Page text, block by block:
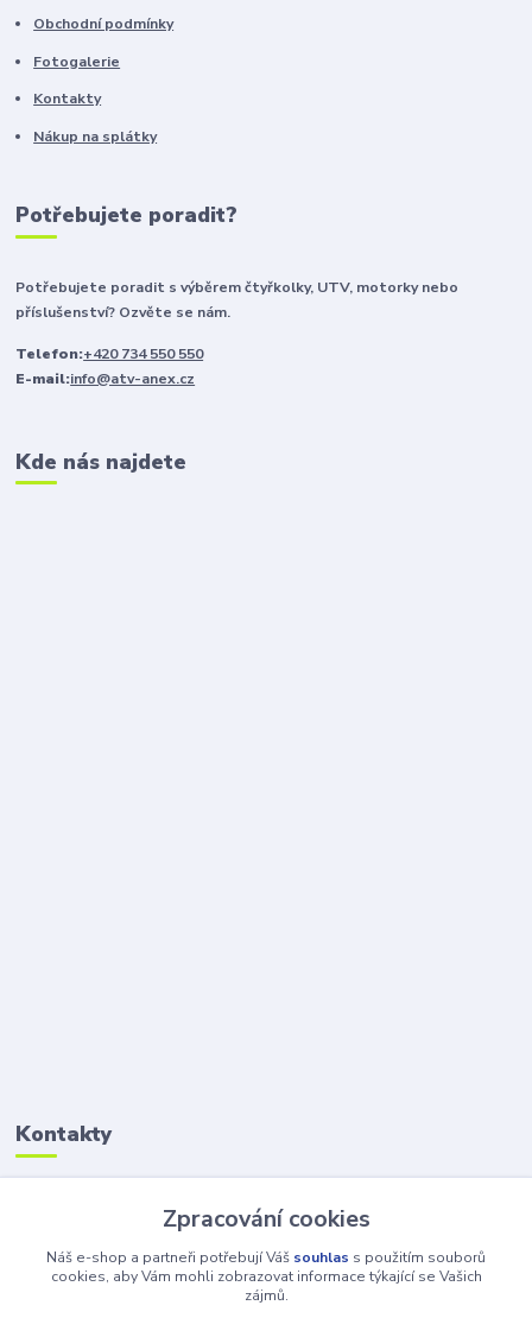
Obchodní podmínky
Fotogalerie
Kontakty
Nákup na splátky
Potřebujete poradit?
Potřebujete poradit s výběrem čtyřkolky, UTV, motorky nebo
příslušenství? Ozvěte se nám.
Telefon:+420 734 550 550
E-mail:info@atv-anex.cz
Kde nás najdete
Kontakty
Petr Šolin
+420 734 550 550
(Po-Pá, 8-17 hod.) So, 8-12
Zpracování cookies
Náš e-shop a partneři potřebují Váš souhlas s použitím souborů
cookies, aby Vám mohli zobrazovat informace týkající se Vašich
zájmů.